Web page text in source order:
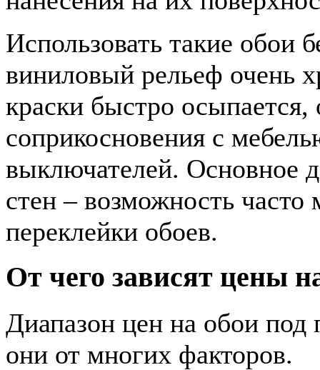
Использовать такие обои
виниловый рельеф очень
краски быстро осыпается,
соприкосновения с
выключателей. Основное
стен – возможность часто
переклейки обоев.
От чего зависят цены
Диапазон цен на обои под
они от многих факторов.